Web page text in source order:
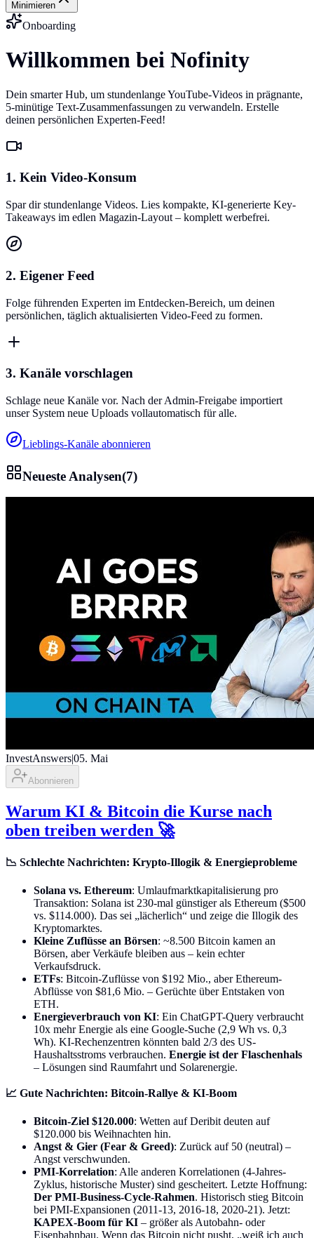
Minimieren
Onboarding
Willkommen bei Nofinity
Dein smarter Hub, um stundenlange YouTube-Videos in prägnante,
5-minütige Text-Zusammenfassungen zu verwandeln. Erstelle
deinen persönlichen Experten-Feed!
1. Kein Video-Konsum
Spar dir stundenlange Videos. Lies kompakte, KI-generierte Key-
Takeaways im edlen Magazin-Layout – komplett werbefrei.
2. Eigener Feed
Folge führenden Experten im Entdecken-Bereich, um deinen
persönlichen, täglich aktualisierten Video-Feed zu formen.
3. Kanäle vorschlagen
Schlage neue Kanäle vor. Nach der Admin-Freigabe importiert
unser System neue Uploads vollautomatisch für alle.
Lieblings-Kanäle abonnieren
Neueste Analysen(7)
InvestAnswers|05. Mai
Abonnieren
Warum KI & Bitcoin die Kurse nach
oben treiben werden 🚀
📉 Schlechte Nachrichten: Krypto-Illogik & Energieprobleme
Solana vs. Ethereum: Umlaufmarktkapitalisierung pro
Transaktion: Solana ist 230-mal günstiger als Ethereum ($500
vs. $114.000). Das sei „lächerlich“ und zeige die Illogik des
Kryptomarktes.
Kleine Zuflüsse an Börsen: ~8.500 Bitcoin kamen an
Börsen, aber Verkäufe bleiben aus – kein echter
Verkaufsdruck.
ETFs: Bitcoin-Zuflüsse von $192 Mio., aber Ethereum-
Abflüsse von $81,6 Mio. – Gerüchte über Entstaken von
ETH.
Energieverbrauch von KI: Ein ChatGPT-Query verbraucht
10x mehr Energie als eine Google-Suche (2,9 Wh vs. 0,3
Wh). KI-Rechenzentren könnten bald 2/3 des US-
Haushaltsstroms verbrauchen. Energie ist der Flaschenhals
– Lösungen sind Raumfahrt und Solarenergie.
📈 Gute Nachrichten: Bitcoin-Rallye & KI-Boom
Bitcoin-Ziel $120.000: Wetten auf Deribit deuten auf
$120.000 bis Weihnachten hin.
Angst & Gier (Fear & Greed): Zurück auf 50 (neutral) –
Angst verschwunden.
PMI-Korrelation: Alle anderen Korrelationen (4-Jahres-
Zyklus, historische Muster) sind gescheitert. Letzte Hoffnung:
Der PMI-Business-Cycle-Rahmen. Historisch stieg Bitcoin
bei PMI-Expansionen (2011-13, 2016-18, 2020-21). Jetzt:
KAPEX-Boom für KI – größer als Autobahn- oder
Eisenbahnbau. Wenn das Bitcoin nicht pusht, „weiß ich auch